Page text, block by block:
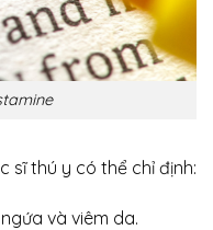
sĩ thú y có thể chỉ định:
và viêm da.